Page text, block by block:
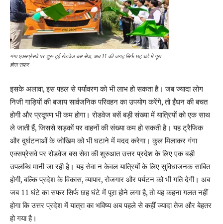
गंगा एक्सप्रेसवे पर शुरू हुई रोडवेज बस सेवा, अब 11 की जगह सिर्फ छह घंटे में पूरा
होगा सफर
इसके अलावा, इस पहल से पर्यावरण को भी लाभ हो सकता है। जब ज्यादा लोग
निजी गाड़ियों की बजाय सार्वजनिक परिवहन का उपयोग करेंगे, तो ईंधन की बचत
होगी और प्रदूषण भी कम होगा। रोडवेज बसें बड़ी संख्या में यात्रियों को एक साथ
ले जाती हैं, जिससे सड़कों पर वाहनों की संख्या कम हो सकती है। यह ट्रैफिक
और दुर्घटनाओं के जोखिम को भी घटाने में मदद करेगा। कुल मिलाकर गंगा
एक्सप्रेसवे पर रोडवेज बस सेवा की शुरुआत उत्तर प्रदेश के लिए एक बड़ी
उपलब्धि मानी जा रही है। यह सेवा न केवल यात्रियों के लिए सुविधाजनक साबित
होगी, बल्कि प्रदेश के विकास, व्यापार, रोजगार और पर्यटन को भी गति देगी। अब
जब 11 घंटे का सफर सिर्फ छह घंटे में पूरा होने लगा है, तो यह कहना गलत नहीं
होगा कि उत्तर प्रदेश में यात्रा का भविष्य अब पहले से कहीं ज्यादा तेज और बेहतर
हो गया है।